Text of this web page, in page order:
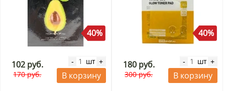
40%
102 руб.
170 руб.
- шт +
В корзину
40%
180 руб.
300 руб.
- шт +
В корзину